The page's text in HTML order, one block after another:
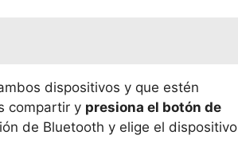
dispositivos y que estén
compartir y presiona el botón de
de Bluetooth y elige el dispositivo